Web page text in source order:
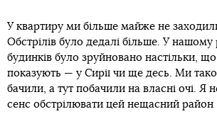
У квартиру ми більше майже не
Обстрілів було дедалі більше. У нашому
будинків було зруйновано настільки, що
показують — у Сирії чи ще десь. Ми
бачили, а тут побачили на власні очі. Я
сенс обстрілювати цей нещасний